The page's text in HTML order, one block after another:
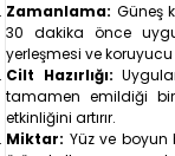
Zamanlama: Güneş
30 dakika önce
yerleşmesi ve
Cilt Hazırlığı:
tamamen emildiği
etkinliğini artırır.
Miktar: Yüz ve boyun